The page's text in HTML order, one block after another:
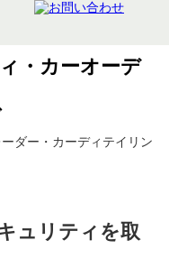
・カーオーデ
ダー・カーディテイリン
ュリティを取